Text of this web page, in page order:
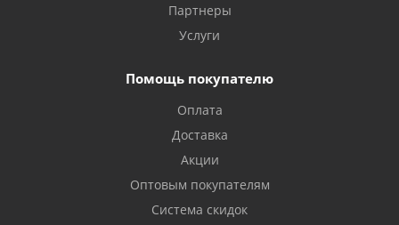
Партнеры
Услуги
Помощь покупателю
Оплата
Доставка
Акции
Оптовым покупателям
Система скидок